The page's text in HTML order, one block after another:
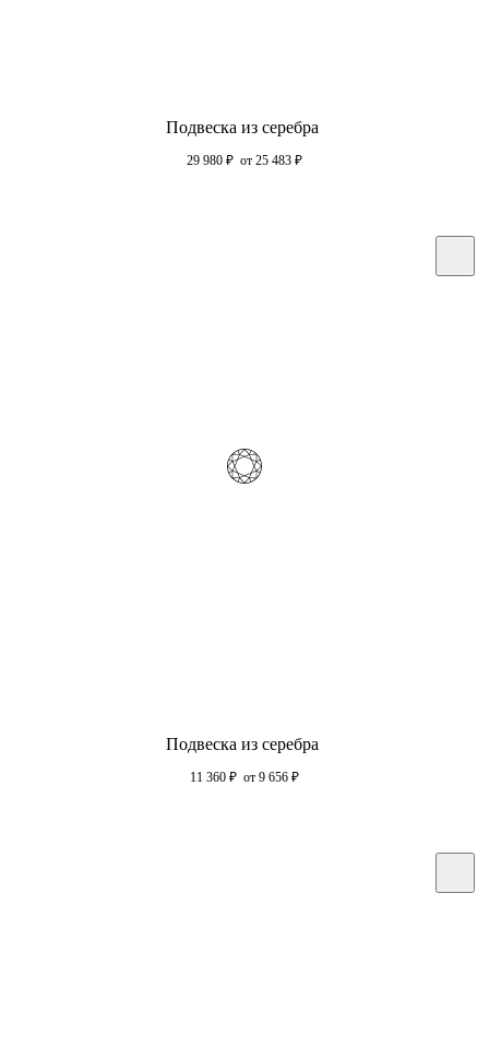
Подвеска из серебра
29 980 ₽ от 25 483 ₽
Подвеска из серебра
11 360 ₽ от 9 656 ₽